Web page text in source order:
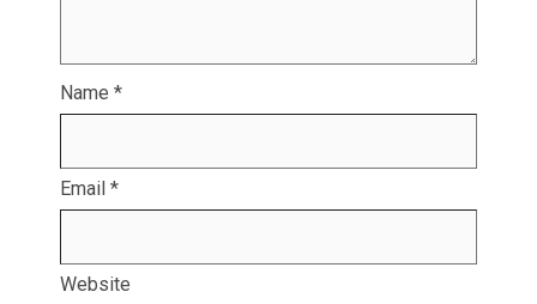
Name *
Email *
Website